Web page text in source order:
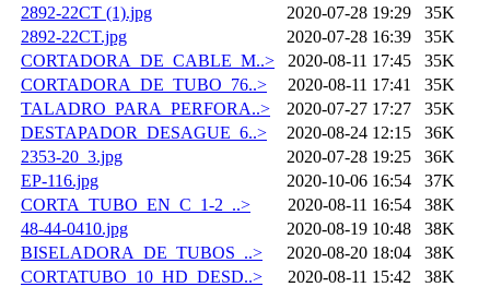
2892-22CT (1).jpg
2020-07-28 19:29
35K
2892-22CT.jpg
2020-07-28 16:39
35K
CORTADORA_DE_CABLE_M..>
2020-08-11 17:45
35K
CORTADORA_DE_TUBO_76..>
2020-08-11 17:41
35K
TALADRO_PARA_PERFORA..>
2020-07-27 17:27
35K
DESTAPADOR_DESAGUE_6..>
2020-08-24 12:15
36K
2353-20_3.jpg
2020-07-28 19:25
36K
EP-116.jpg
2020-10-06 16:54
37K
CORTA_TUBO_EN_C_1-2_..>
2020-08-11 16:54
38K
48-44-0410.jpg
2020-08-19 10:48
38K
BISELADORA_DE_TUBOS_..>
2020-08-20 18:04
38K
CORTATUBO_10_HD_DESD..>
2020-08-11 15:42
38K